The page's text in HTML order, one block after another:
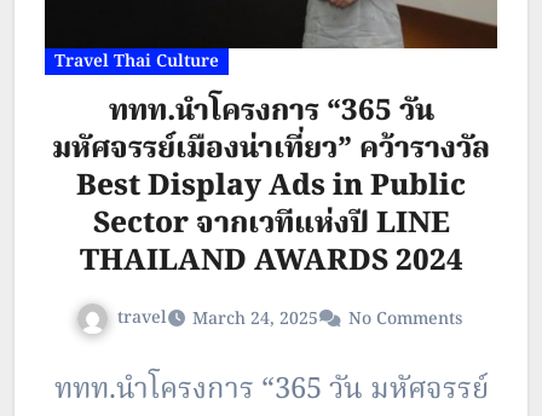
Travel Thai Culture
ททท.นำโครงการ “365 วัน
มหัศจรรย์เมืองน่าเที่ยว” คว้ารางวัล
Best Display Ads in Public
Sector จากเวทีแห่งปี LINE
THAILAND AWARDS 2024
travel March 24, 2025 No Comments
ททท.นำโครงการ “365 วัน มหัศจรรย์